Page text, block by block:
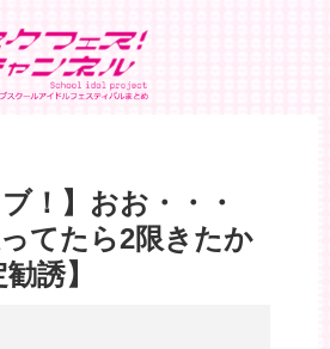
！】おお・・・
てたら2限きたか
誘】